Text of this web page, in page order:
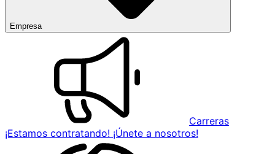
Empresa
Carreras
¡Estamos contratando! ¡Únete a nosotros!